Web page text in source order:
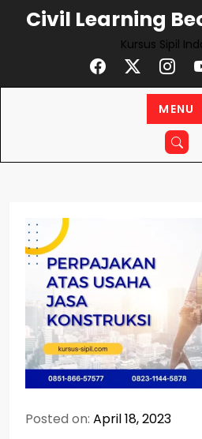
Civil Learning
Kursus Sipil
MENU
Posted on: April 18, 2023